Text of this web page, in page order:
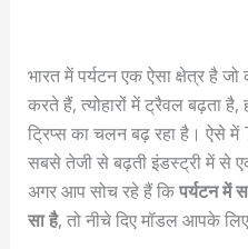
भारत में पर्यटन एक ऐसा क्षेत्र है
करते हैं, त्योहारों में ट्रैवल बढ़ता
ट्रिप्स का चलन बढ़ रहा है। ऐसे
सबसे तेजी से बढ़ती इंडस्ट्री में से
अगर आप सोच रहे हैं किपर्यटन में
सा है, तो नीचे दिए मॉडल आपके